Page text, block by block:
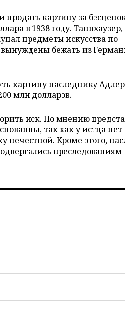
картину за
в 1938 году. Таннхаузер,
предметы искусства по
бежать из
картину наследнику
млн долларов.
иск. По мнению
так как у истца нет
нечестной. Кроме этого,
преследованиям